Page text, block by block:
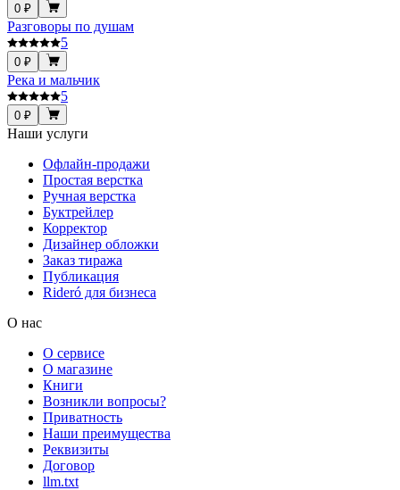
0 ₽
Разговоры по душам
5
0 ₽
Река и мальчик
5
0 ₽
Наши услуги
Офлайн-продажи
Простая верстка
Ручная верстка
Буктрейлер
Корректор
Дизайнер обложки
Заказ тиража
Публикация
Rideró для бизнеса
О нас
О сервисе
О магазине
Книги
Возникли вопросы?
Приватность
Наши преимущества
Реквизиты
Договор
llm.txt